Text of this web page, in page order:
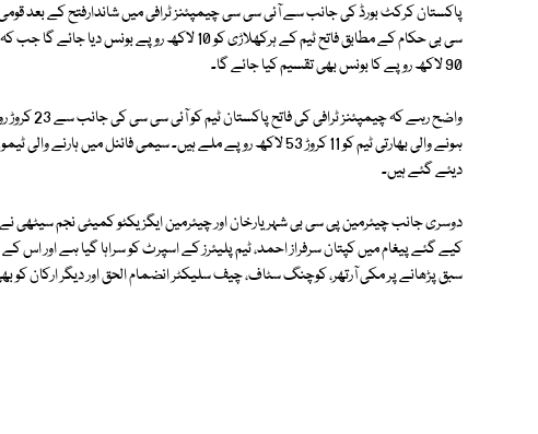
پاکستان کرکٹ بورڈ کی جانب سے آئی سی سی چیمپئنز ٹرافی میں شاندارفتح کے بعد
90 لاکھ روپے کا بونس بھی تقسیم کیا جائے گا۔
واضح رہے
دیئے گئے ہیں۔
دوسری جانب چیئرمین پی سی بی شہریارخان اور چیئرمین ایگزیکٹو کمیٹی نجم سیٹھی نے
کیے گئے پیغام میں کپتان سرفراز احمد، ٹیم پلیئرز کے اسپرٹ کو سراہا گیا ہے اور
سبق پڑھانے پر مکی آرتھر، کوچنگ سٹاف، چیف سلیکٹر انضمام الحق اور دیگر ارکان کو